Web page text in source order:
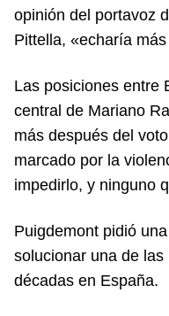
opinión del portavoz
Pittella, «echaría
Las posiciones entre
central de Mariano
más después del
marcado por la
impedirlo, y ninguno
Puigdemont pidió
solucionar una de
décadas en España.